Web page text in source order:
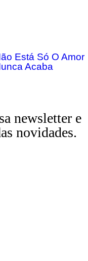
Está Só O Amor
Acaba
newsletter e
novidades.